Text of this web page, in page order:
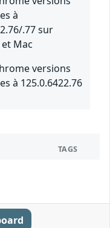
à
.77 sur
Mac
versions
à 125.0.6422.76
TAGS